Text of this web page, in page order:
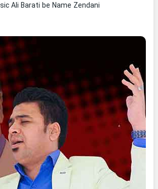
Ali Barati be Name Zendani